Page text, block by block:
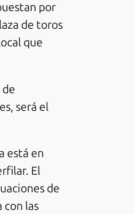
por
de toros
que
será el
está en
El
de
con las